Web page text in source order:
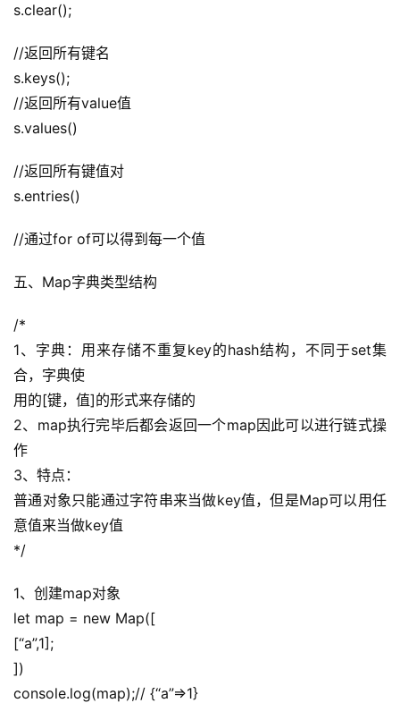
s.clear();
//返回所有键名
s.keys();
//返回所有value值
s.values()
//返回所有键值对
s.entries()
//通过for of可以得到每一个值
五、Map字典类型结构
/*
1、字典：用来存储不重复key的hash结构，不同于set集
合，字典使
用的[键，值]的形式来存储的
2、map执行完毕后都会返回一个map因此可以进行链式操
作
3、特点：
普通对象只能通过字符串来当做key值，但是Map可以用任
意值来当做key值
*/
1、创建map对象
let map = new Map([
[“a”,1];
])
console.log(map);// {“a”=>1}